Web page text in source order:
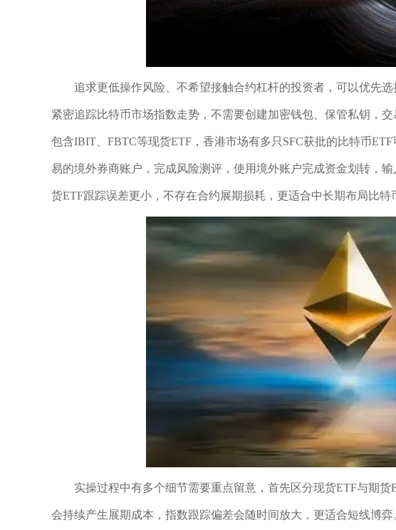
追求更低操作风险、不希望接触合约杠杆的投资者，可以优先
紧密追踪比特币市场指数走势，不需要创建加密钱包、保管私钥，
包含IBIT、FBTC等现货ETF，香港市场有多只SFC获批的比特币
易的境外券商账户，完成风险测评，使用境外账户完成资金划转，
货ETF跟踪误差更小，不存在合约展期损耗，更适合中长期布局比特
实操过程中有多个细节需要重点留意，首先区分现货ETF与期
会持续产生展期成本，指数跟踪偏差会随时间放大，更适合短线博